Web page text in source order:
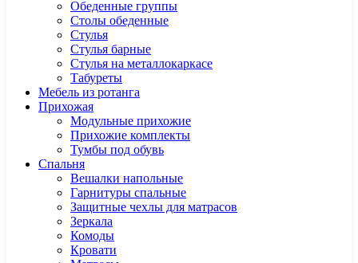
Обеденные группы
Столы обеденные
Стулья
Стулья барные
Стулья на металлокаркасе
Табуреты
Мебель из ротанга
Прихожая
Модульные прихожие
Прихожие комплекты
Тумбы под обувь
Спальня
Вешалки напольные
Гарнитуры спальные
Защитные чехлы для матрасов
Зеркала
Комоды
Кровати